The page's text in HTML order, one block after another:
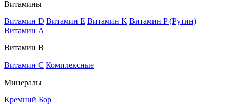
Витамины
Витамин D Витамин E Витамин K Витамин P (Рутин)
Витамин А
Витамин В
Витамин C Комплексные
Минералы
Кремний Бор